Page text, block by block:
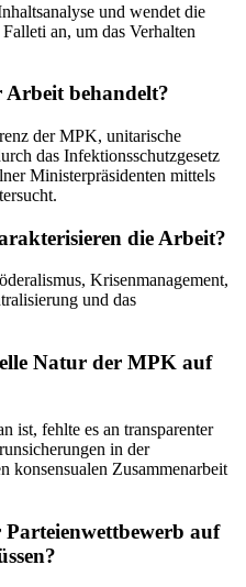
und wendet die
an, um das Verhalten
behandelt?
der MPK, unitarische
das Infektionsschutzgesetz
Ministerpräsidenten mittels
die Arbeit?
Krisenmanagement,
und das
Natur der MPK auf
ist, fehlte es an transparenter
in der
konsensualen Zusammenarbeit
auf